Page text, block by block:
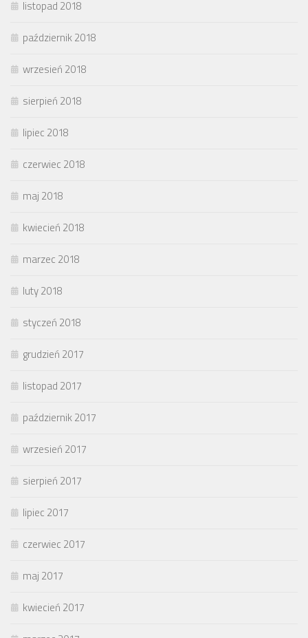
listopad 2018
październik 2018
wrzesień 2018
sierpień 2018
lipiec 2018
czerwiec 2018
maj 2018
kwiecień 2018
marzec 2018
luty 2018
styczeń 2018
grudzień 2017
listopad 2017
październik 2017
wrzesień 2017
sierpień 2017
lipiec 2017
czerwiec 2017
maj 2017
kwiecień 2017